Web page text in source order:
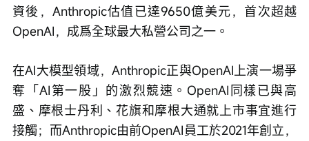
資後，Anthropic估值已達9650億美元，首次超越
OpenAI，成爲全球最大私營公司之一。
在AI大模型領域，Anthropic正與OpenAI上演一場爭
奪「AI第一股」的激烈競速。OpenAI同樣已與高
盛、摩根士丹利、花旗和摩根大通就上市事宜進行
接觸；而Anthropic由前OpenAI員工於2021年創立，